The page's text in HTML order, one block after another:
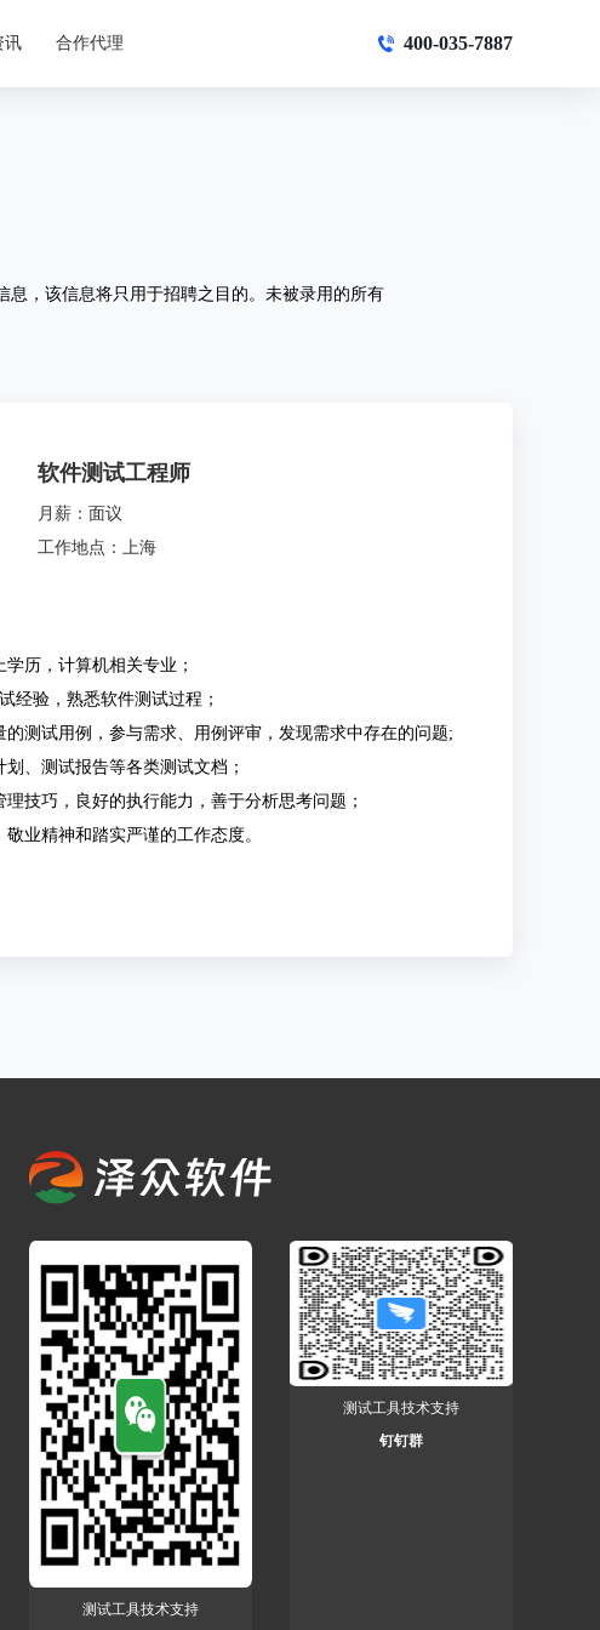
讯 合作代理 400-035-7887
息，该信息将只用于招聘之目的。未被录用的所有
软件测试工程师
月薪：面议
工作地点：上海
历，计算机相关专业；
经验，熟悉软件测试过程；
的测试用例，参与需求、用例评审，发现需求中存在的问题;
、测试报告等各类测试文档；
技巧，良好的执行能力，善于分析思考问题；
业精神和踏实严谨的工作态度。
测试工具技术支持
测试工具技术支持
钉钉群